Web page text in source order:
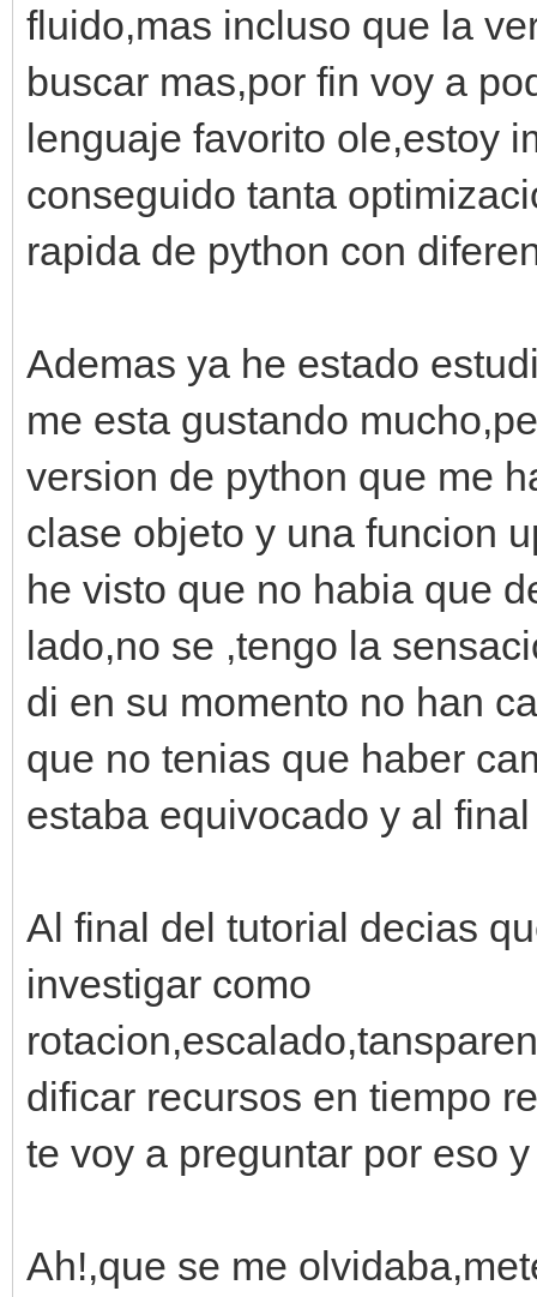
fluido,mas incluso que la
buscar mas,por fin voy a
lenguaje favorito ole,estoy
conseguido tanta
rapida de python con
Ademas ya he estado
me esta gustando
version de python que me
clase objeto y una funcion
he visto que no habia que
lado,no se ,tengo la
di en su momento no han
que no tenias que haber
estaba equivocado y al
Al final del tutorial decias
investigar como
dificar recursos en tiempo
te voy a preguntar por eso
Ah!,que se me